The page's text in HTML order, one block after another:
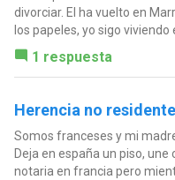
divorciar. El ha vuelto en
los papeles, yo sigo viviendo
1 respuesta
Herencia no residente
Somos franceses y mi
Deja en españa un piso,
notaria en francia pero